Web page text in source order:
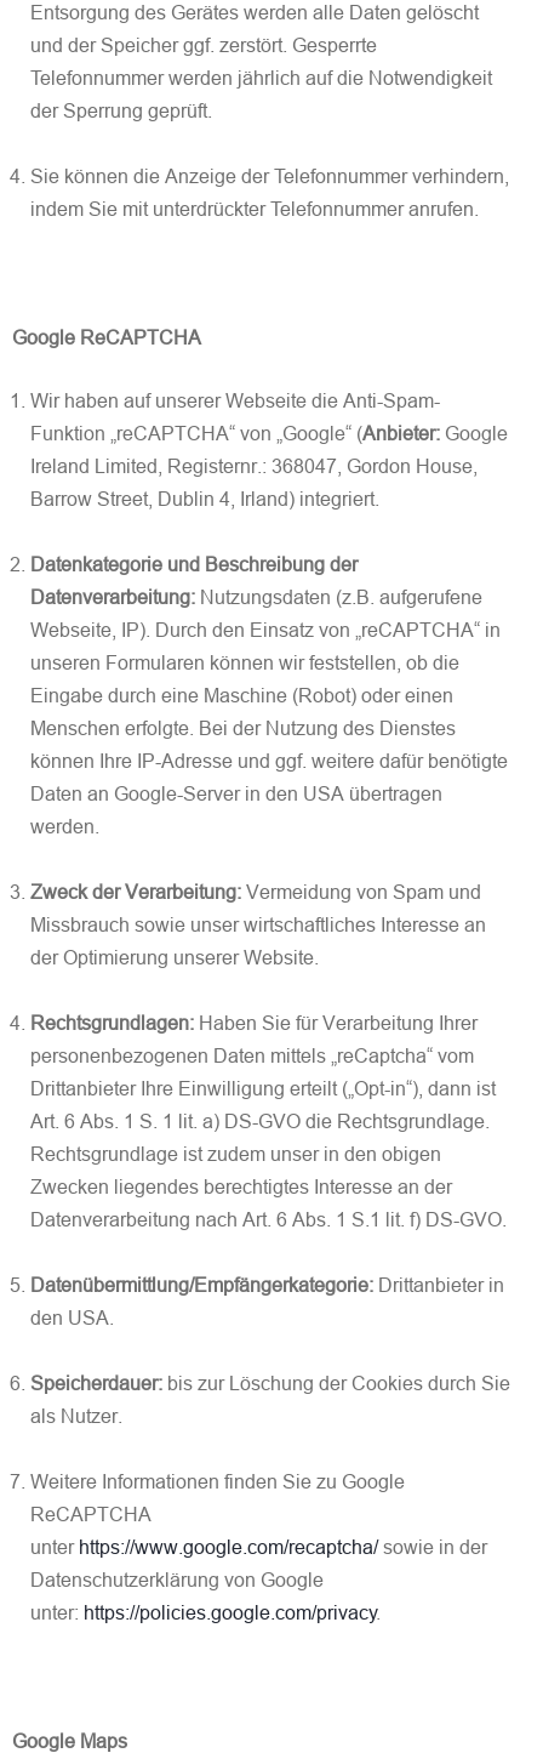
Entsorgung des Gerätes werden alle Daten gelöscht
und der Speicher ggf. zerstört. Gesperrte
Telefonnummer werden jährlich auf die Notwendigkeit
der Sperrung geprüft.
Sie können die Anzeige der Telefonnummer verhindern,
indem Sie mit unterdrückter Telefonnummer anrufen.
Google ReCAPTCHA
Wir haben auf unserer Webseite die Anti-Spam-
Funktion „reCAPTCHA“ von „Google“ (Anbieter: Google
Ireland Limited, Registernr.: 368047, Gordon House,
Barrow Street, Dublin 4, Irland) integriert.
Datenkategorie und Beschreibung der
Datenverarbeitung: Nutzungsdaten (z.B. aufgerufene
Webseite, IP). Durch den Einsatz von „reCAPTCHA“ in
unseren Formularen können wir feststellen, ob die
Eingabe durch eine Maschine (Robot) oder einen
Menschen erfolgte. Bei der Nutzung des Dienstes
können Ihre IP-Adresse und ggf. weitere dafür benötigte
Daten an Google-Server in den USA übertragen
werden.
Zweck der Verarbeitung: Vermeidung von Spam und
Missbrauch sowie unser wirtschaftliches Interesse an
der Optimierung unserer Website.
Rechtsgrundlagen: Haben Sie für Verarbeitung Ihrer
personenbezogenen Daten mittels „reCaptcha“ vom
Drittanbieter Ihre Einwilligung erteilt („Opt-in“), dann ist
Art. 6 Abs. 1 S. 1 lit. a) DS-GVO die Rechtsgrundlage.
Rechtsgrundlage ist zudem unser in den obigen
Zwecken liegendes berechtigtes Interesse an der
Datenverarbeitung nach Art. 6 Abs. 1 S.1 lit. f) DS-GVO.
Datenübermittlung/Empfängerkategorie: Drittanbieter in
den USA.
Speicherdauer: bis zur Löschung der Cookies durch Sie
als Nutzer.
Weitere Informationen finden Sie zu Google
ReCAPTCHA
unter https://www.google.com/recaptcha/sowie in der
Datenschutzerklärung von Google
unter: https://policies.google.com/privacy.
Google Maps